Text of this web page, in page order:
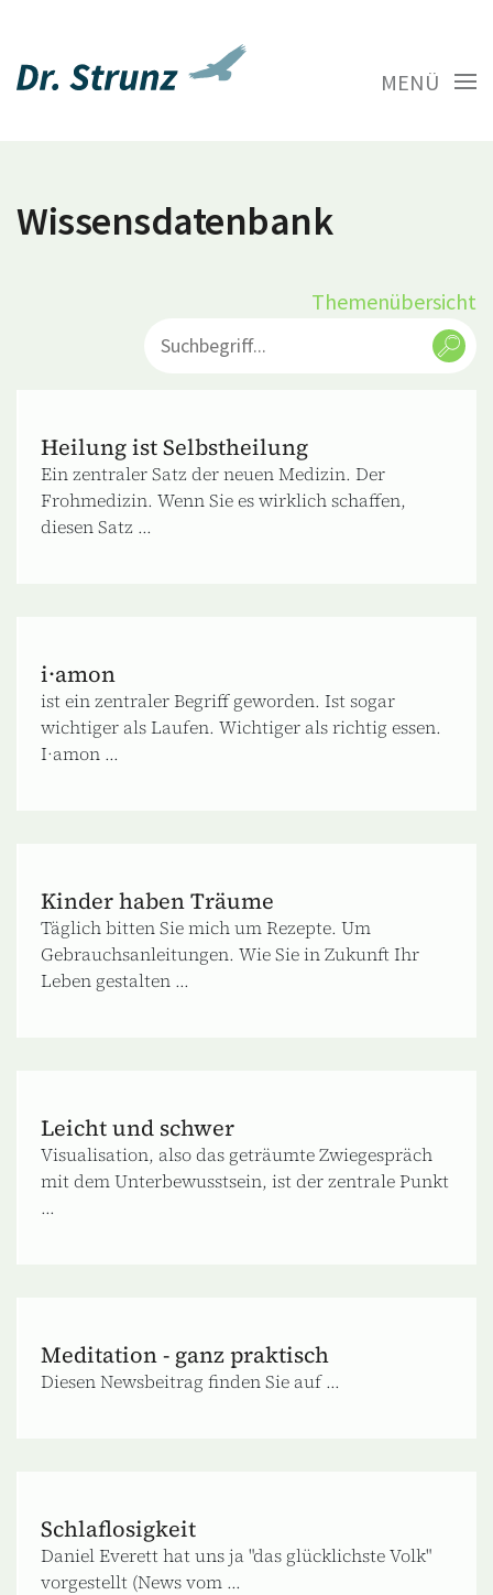
MENÜ
Wissensdatenbank
Themenübersicht
Heilung ist Selbstheilung
Ein zentraler Satz der neuen Medizin. Der
Frohmedizin. Wenn Sie es wirklich schaffen,
diesen Satz ...
i·amon
ist ein zentraler Begriff geworden. Ist sogar
wichtiger als Laufen. Wichtiger als richtig essen.
I·amon ...
Kinder haben Träume
Täglich bitten Sie mich um Rezepte. Um
Gebrauchsanleitungen. Wie Sie in Zukunft Ihr
Leben gestalten ...
Leicht und schwer
Visualisation, also das geträumte Zwiegespräch
mit dem Unterbewusstsein, ist der zentrale Punkt
...
Meditation - ganz praktisch
Diesen Newsbeitrag finden Sie auf ...
Schlaflosigkeit
Daniel Everett hat uns ja "das glücklichste Volk"
vorgestellt (News vom ...